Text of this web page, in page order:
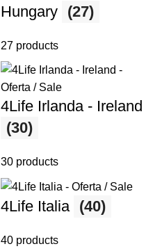
Hungary (27)
27 products
4Life Irlanda - Ireland
(30)
30 products
4Life Italia (40)
40 products